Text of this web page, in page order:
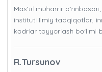
Mas’ul muharrir
instituti Ilmiy tadqiqotlar,
kadrlar tayyorlash bo'limi
R.Tursunov